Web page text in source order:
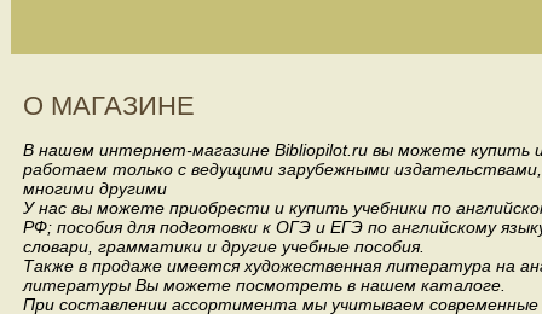
О МАГАЗИНЕ
В нашем интернет-магазине Bibliopilot.ru вы можете купить
работаем только с ведущими зарубежными издательствами,
многими другими
У нас вы можете приобрести и купить учебники по
РФ; пособия для подготовки к ОГЭ и ЕГЭ по английскому
словари, грамматики и другие учебные пособия.
Также в продаже имеется художественная литература на
литературы Вы можете посмотреть в нашем каталоге.
При составлении ассортимента мы учитываем